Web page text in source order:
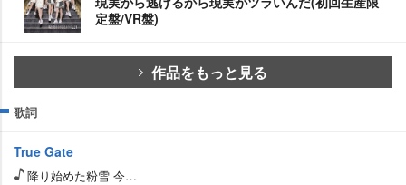
定盤/VR盤)
作品をもっと見る
歌詞
True Gate
降り始めた粉雪 今…